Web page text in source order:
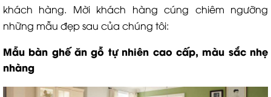
khách hàng. Mời khách hàng cúng chiêm ngưỡng
những mẫu đẹp sau của chúng tôi:
Mẫu bàn ghế ăn gỗ tự nhiên cao cấp, màu sắc nhẹ
nhàng